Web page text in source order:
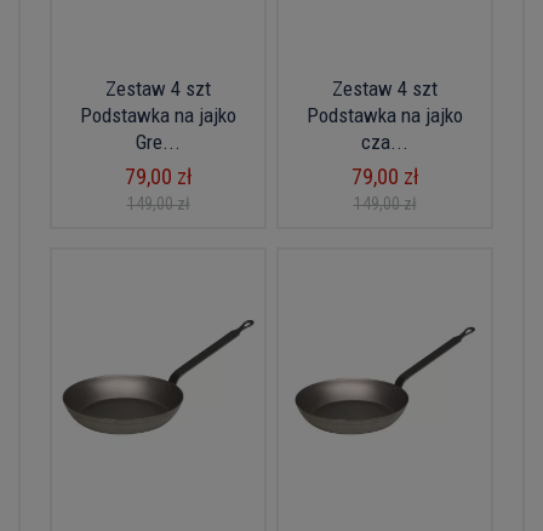
Zestaw 4 szt
Podstawka na jajko
Gre...
79,00 zł
149,00 zł
Zestaw 4 szt
Podstawka na jajko
cza...
79,00 zł
149,00 zł